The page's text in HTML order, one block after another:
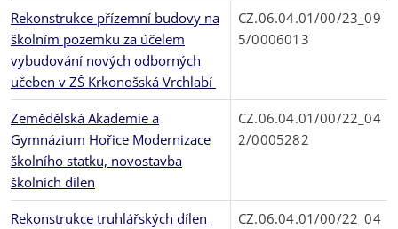
Rekonstrukce přízemní budovy na
školním pozemku za účelem
vybudování nových odborných
učeben v ZŠ Krkonošská Vrchlabí
CZ.06.04.01/00/23_09
5/0006013
Zemědělská Akademie a
Gymnázium Hořice Modernizace
školního statku, novostavba
školních dílen
CZ.06.04.01/00/22_04
2/0005282
Rekonstrukce truhlářských dílen
CZ.06.04.01/00/22_04